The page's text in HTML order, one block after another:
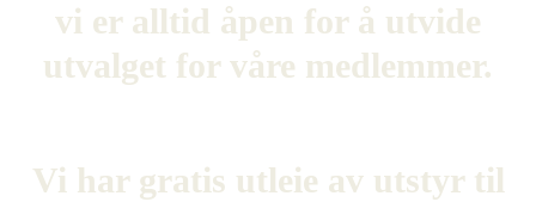
vi er alltid åpen for å utvide
utvalget for våre medlemmer.
Vi har gratis utleie av utstyr til